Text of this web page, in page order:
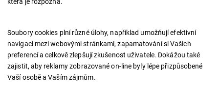
Soubory cookies plní různé úlohy, například umožňují efektivní
navigaci mezi webovými stránkami, zapamatování si Vašich
preferencí a celkově zlepšují zkušenost uživatele. Dokážou také
zajistit, aby reklamy zobrazované on-line byly lépe přizpůsobené
Vaší osobě a Vaším zájmům.